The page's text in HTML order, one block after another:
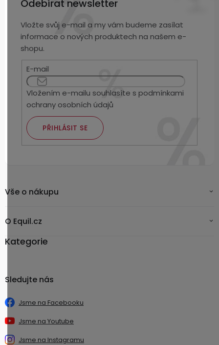
Odebírat newsletter
Vložte svůj e-mail a my vám budeme zasílat
informace o nových produktech na našem e-
shopu.
E-mail
Vložením e-mailu souhlasíte spodmínkami
ochrany osobních údajů
PŘIHLÁSIT SE
Vše o nákupu
O Equil.cz
Kategorie
Sledujte nás
Jsme na Facebooku
Jsme na Youtube
Jsme na Instagramu